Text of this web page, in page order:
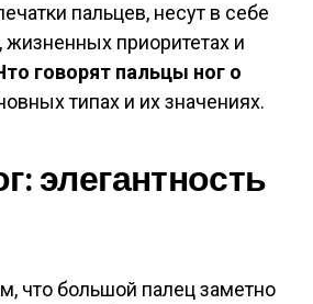
пальцев, несут в себе
приоритетах и
говорят пальцы ног о
типах и их значениях.
элегантность
что большой палец заметно